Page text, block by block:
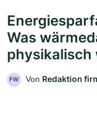
Was
FW Von Redaktion